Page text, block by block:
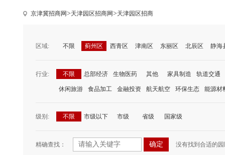
京津冀招商网>天津园区招商网>天津园区招商
区域: 不限 蓟州区 西青区 津南区 东丽区 北辰区 静海
行业: 不限 总部经济 生物医药 其他 家具制造 轨道交通
休闲旅游 食品加工 金融投资 航天航空 环保生态 能源材
级别: 不限 市级以下 市级 省级 国家级
精确查找： 没有找到合适的